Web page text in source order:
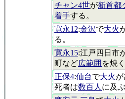
チャン4世が新首都
着手する。
寛永12:金沢で大火
る。
寛永15:江戸四日市
町など広範囲 を焼く
正保4:仙台で大火
死者は数百人 に及ぶ